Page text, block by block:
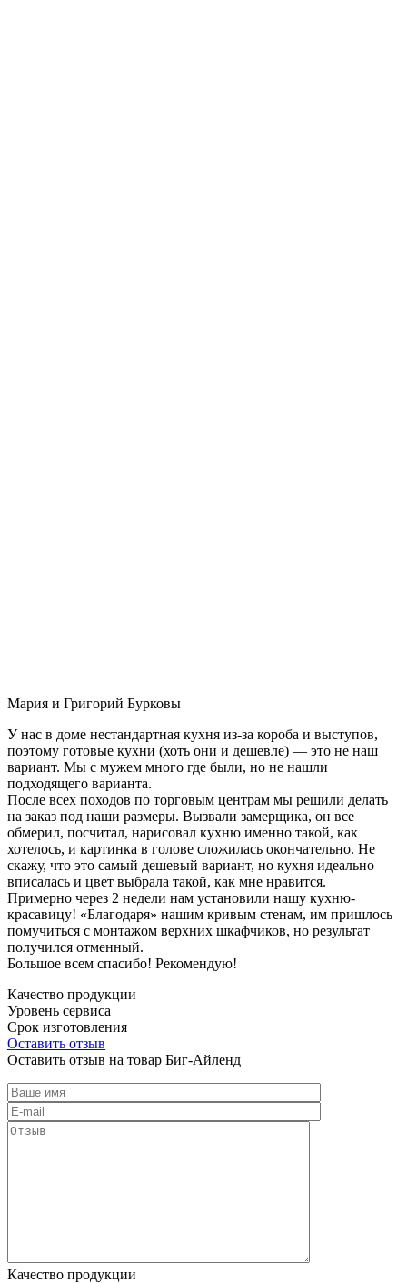
Мария и Григорий Бурковы
У нас в доме нестандартная кухня из-за короба и выступов,
поэтому готовые кухни (хоть они и дешевле) — это не наш
вариант. Мы с мужем много где были, но не нашли
подходящего варианта.
После всех походов по торговым центрам мы решили делать
на заказ под наши размеры. Вызвали замерщика, он все
обмерил, посчитал, нарисовал кухню именно такой, как
хотелось, и картинка в голове сложилась окончательно. Не
скажу, что это самый дешевый вариант, но кухня идеально
вписалась и цвет выбрала такой, как мне нравится.
Примерно через 2 недели нам установили нашу кухню-
красавицу! «Благодаря» нашим кривым стенам, им пришлось
помучиться с монтажом верхних шкафчиков, но результат
получился отменный.
Большое всем спасибо! Рекомендую!
Качество продукции
Уровень сервиса
Срок изготовления
Оставить отзыв
Оставить отзыв на товар Биг-Айленд
Качество продукции